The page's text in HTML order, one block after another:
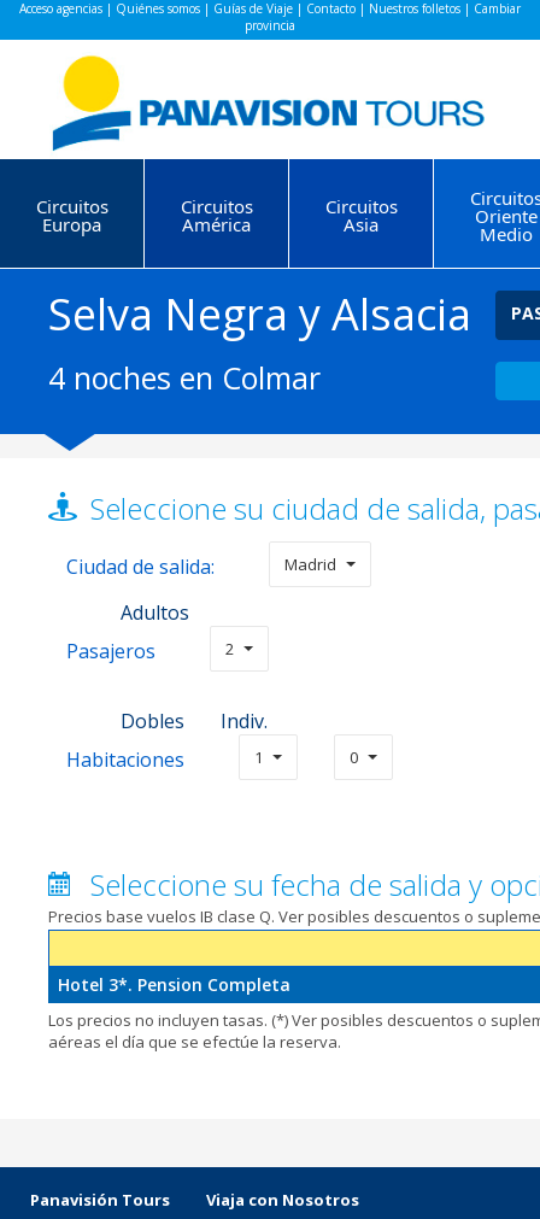
Acceso agencias | Quiénes somos | Guías de Viaje | Contacto | Nuestros folletos | Cambiar
provincia
Circuitos
Europa
Circuitos
América
Circuitos
Asia Oriente
Medio
Selva Negra y Alsacia
4 noches en Colmar
Seleccione su ciudad de salida,
Ciudad de salida: Madrid
Adultos
Pasajeros
2
Dobles
Indiv.
Habitaciones
1 0
Seleccione su fecha de salida y
Precios base vuelos IB clase Q. Ver posibles descuentos o
Hotel 3*. Pension Completa
Los precios no incluyen tasas. (*) Ver posibles descuentos o
aéreas el día que se efectúe la reserva.
Panavisión Tours Viaja con Nosotros